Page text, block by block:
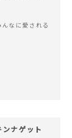
なに愛される
ナゲット